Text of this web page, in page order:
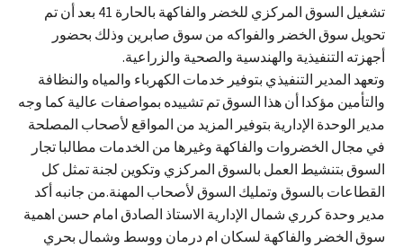
تشغيل السوق المركزي للخضر والفاكهة بالحارة 41 بعد أن تم
تحويل سوق الخضر والفواكه من سوق صابرين وذلك بحضور
أجهزته التنفيذية والهندسية والصحية والزراعية.
وتعهد المدير التنفيذي بتوفير خدمات الكهرباء والمياه والنظافة
والتأمين مؤكدا أن هذا السوق تم تشييده بمواصفات عالية كما وجه
مدير الوحدة الإدارية بتوفير المزيد من المواقع لأصحاب المصلحة
في مجال الخضروات والفاكهة وغيرها من الخدمات مطالبا تجار
السوق بتنشيط العمل بالسوق المركزي وتكوين لجنة تمثل كل
القطاعات بالسوق وتمليك السوق لأصحاب المهنة.من جانبه أكد
مدير وحدة كرري شمال الإدارية الاستاذ الصادق امام حسن اهمية
سوق الخضر والفاكهة لسكان ام درمان ووسط وشمال بحري